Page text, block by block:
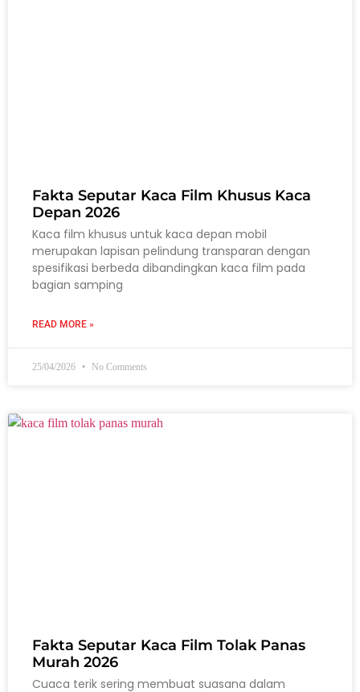
Fakta Seputar Kaca Film Khusus Kaca
Depan 2026
Kaca film khusus untuk kaca depan mobil
merupakan lapisan pelindung transparan dengan
spesifikasi berbeda dibandingkan kaca film pada
bagian samping
READ MORE »
25/04/2026 No Comments
Fakta Seputar Kaca Film Tolak Panas
Murah 2026
Cuaca terik sering membuat suasana dalam